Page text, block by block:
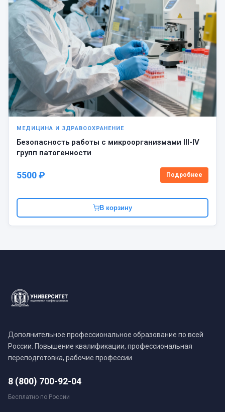
МЕДИЦИНА И ЗДРАВООХРАНЕНИЕ
Безопасность работы с микроорганизмами III-IV
групп патогенности
5500 ₽ Подробнее
В корзину
Дополнительное профессиональное образование по всей
России. Повышение квалификации, профессиональная
переподготовка, рабочие профессии.
8 (800) 700-92-04
Бесплатно по России